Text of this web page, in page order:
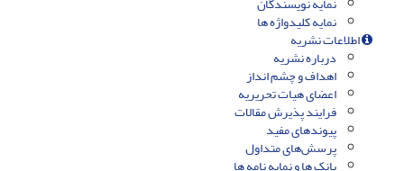
نمایه کلیدواژه ها
اطلاعات نشریه
درباره نشریه
اهداف و چشم انداز
اعضای هیات تحریریه
فرایند پذیرش مقالات
پیوندهای مفید
پرسش‌های متداول
بانک ها و نمایه نامه ها